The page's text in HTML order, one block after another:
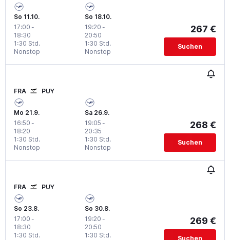
So 11.10.
17:00 -
18:30
Nonstop
1:30 Std.
So 18.10.
19:20 -
20:50
Nonstop
1:30 Std.
267 €
Suchen
FRA PUY
Mo 21.9.
16:50 -
18:20
Nonstop
1:30 Std.
Sa 26.9.
19:05 -
20:35
Nonstop
1:30 Std.
268 €
Suchen
FRA PUY
So 23.8.
17:00 -
18:30
1:30 Std.
So 30.8.
19:20 -
20:50
1:30 Std.
269 €
Suchen